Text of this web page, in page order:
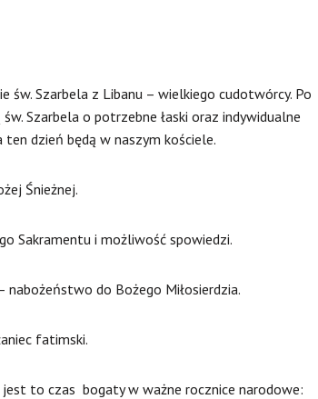
św. Szarbela z Libanu – wielkiego cudotwórcy. Po
Szarbela o potrzebne łaski oraz indywidualne
dzień będą w naszym kościele.
Śnieżnej.
Sakramentu i możliwość spowiedzi.
nabożeństwo do Bożego Miłosierdzia.
fatimski.
jest to czas bogaty w ważne rocznice narodowe: